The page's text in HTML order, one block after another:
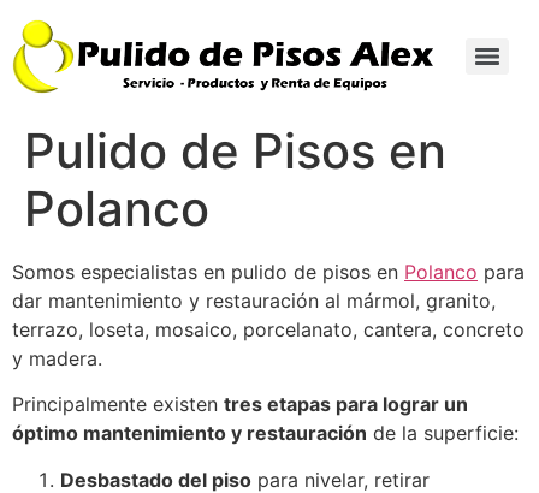
Pulido de Pisos en
Polanco
Somos especialistas en pulido de pisos en Polanco para
dar mantenimiento y restauración al mármol, granito,
terrazo, loseta, mosaico, porcelanato, cantera, concreto
y madera.
Principalmente existen tres etapas para lograr un
óptimo mantenimiento y restauración de la superficie:
Desbastado del piso para nivelar, retirar